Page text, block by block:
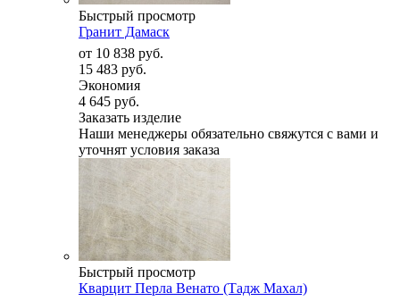
Быстрый просмотр
Гранит Дамаск
от 10 838 руб.
15 483 руб.
Экономия
4 645 руб.
Заказать изделие
Наши менеджеры обязательно свяжутся с вами и
уточнят условия заказа
Быстрый просмотр
Кварцит Перла Венато (Тадж Махал)